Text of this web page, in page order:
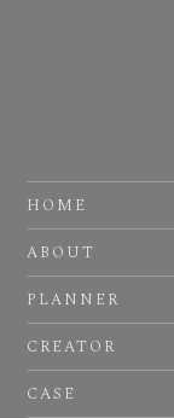
HOME
ABOUT
PLANNER
CREATOR
CASE